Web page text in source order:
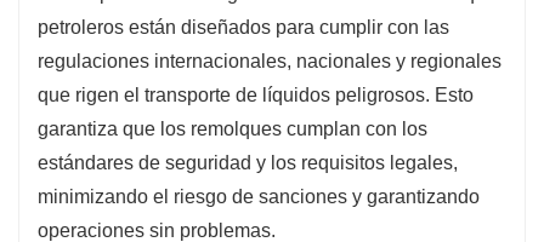
petroleros están diseñados para cumplir con las
regulaciones internacionales, nacionales y regionales
que rigen el transporte de líquidos peligrosos. Esto
garantiza que los remolques cumplan con los
estándares de seguridad y los requisitos legales,
minimizando el riesgo de sanciones y garantizando
operaciones sin problemas.